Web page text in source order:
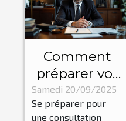
Comment
préparer vos
questions
pour une
Samedi 20/09/2025
Se préparer pour
une consultation